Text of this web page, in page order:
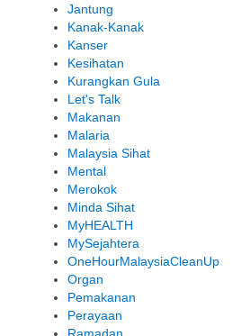
Jantung
Kanak-Kanak
Kanser
Kesihatan
Kurangkan Gula
Let's Talk
Makanan
Malaria
Malaysia Sihat
Mental
Merokok
Minda Sihat
MyHEALTH
MySejahtera
OneHourMalaysiaCleanUp
Organ
Pemakanan
Perayaan
Ramadan